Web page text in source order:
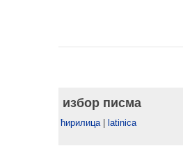
избор писма
ћирилица | latinica